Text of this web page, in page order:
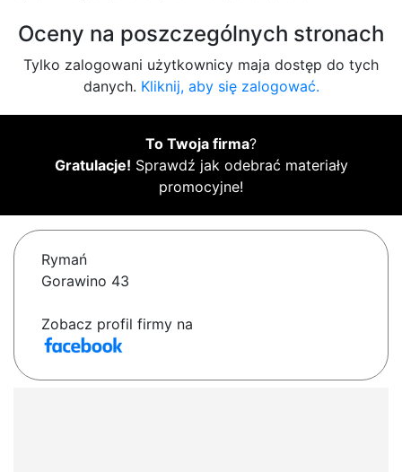
Oceny na poszczególnych stronach
Tylko zalogowani użytkownicy maja dostęp do tych
danych. Kliknij, aby się zalogować.
To Twoja firma?
Gratulacje! Sprawdź jak odebrać materiały
promocyjne!
Rymań
Gorawino 43
Zobacz profil firmy na